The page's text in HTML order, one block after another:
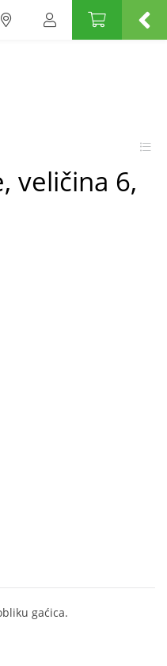
veličina 6,
gaćica.